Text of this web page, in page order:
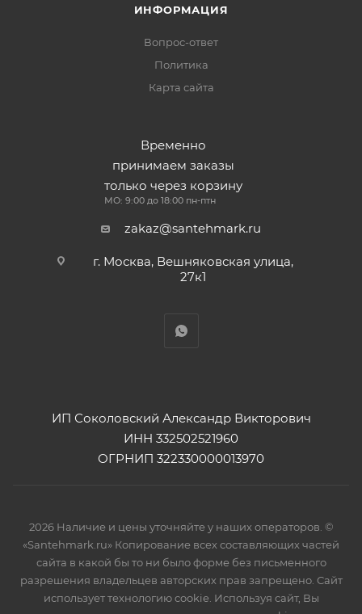
ИНФОРМАЦИЯ
Вопрос-ответ
Политика
Карта сайта
Временно
принимаем заказы
только через корзину
МО: 9:00 до 18:00 пн-птн
zakaz@santehmark.ru
г. Москва, Вешняковская улица,
27к1
ИП Соколовский Александр Викторович
ИНН 332502521960
ОГРНИП 322330000013970
2026 Наличие и цены уточняйте у наших операторов. ©
«Santehmark.ru» Копирование всех составляющих частей
сайта в какой бы то ни было форме без письменного
разрешения владельцев авторских прав запрещено. Сайт
использует технологию cookie. Используя сайт, Вы